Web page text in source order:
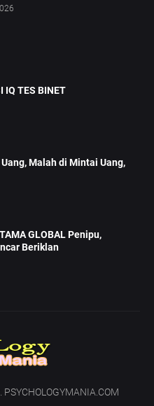
IQ TES BINET
Malah di Mintai Uang,
GLOBAL Penipu,
Beriklan